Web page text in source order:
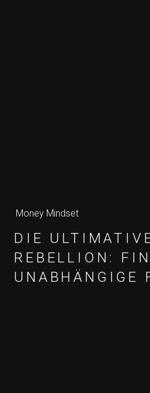
Money Mindset
DIE
REBELLION:
UNABHÄNGIGE